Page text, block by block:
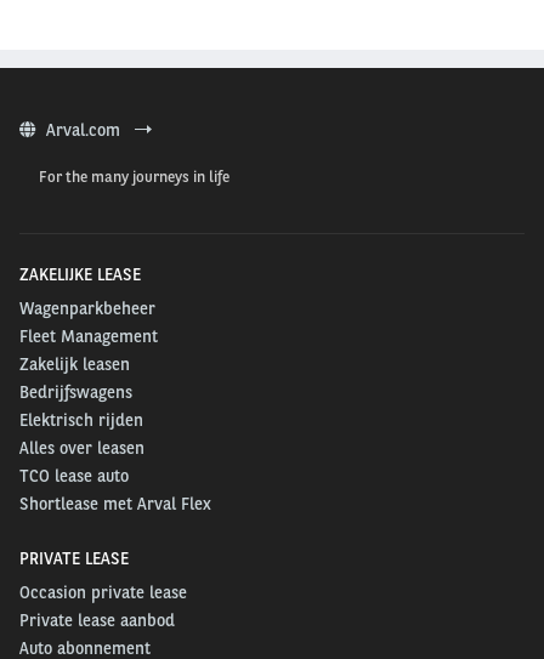
Arval.com
For the many journeys in life
ZAKELIJKE LEASE
Wagenparkbeheer
Fleet Management
Zakelijk leasen
Bedrijfswagens
Elektrisch rijden
Alles over leasen
TCO lease auto
Shortlease met Arval Flex
PRIVATE LEASE
Occasion private lease
Private lease aanbod
Auto abonnement